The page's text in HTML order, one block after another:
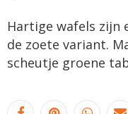
Hartige wafels zijn
de zoete variant.
scheutje groene